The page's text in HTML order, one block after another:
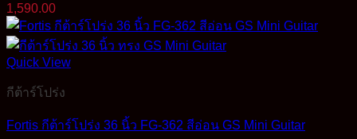
1,590.00
Quick View
กีต้าร์โปร่ง
Fortis กีต้าร์โปร่ง 36 นิ้ว FG-362 สีอ่อน GS Mini Guitar